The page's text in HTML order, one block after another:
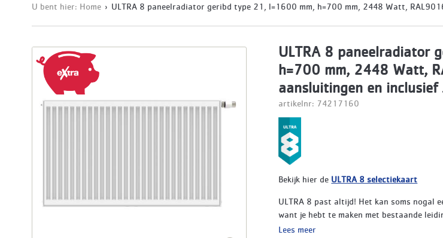
U bent hier: Home ULTRA 8 paneelradiator geribd type 21, l=1600 mm, h=700 mm, 2448 Watt,
ULTRA 8 paneelradiator
h=700 mm, 2448 Watt,
aansluitingen en inclusief
artikelnr: 74217160
Bekijk hier de ULTRA 8 selectiekaart
ULTRA 8 past altijd! Het kan soms nogal
want je hebt te maken met bestaande
Lees meer